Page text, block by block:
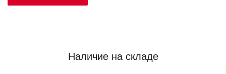
Наличие на складе